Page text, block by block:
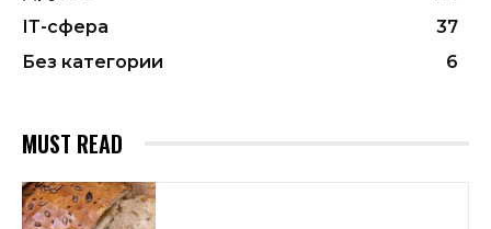
ІТ-сфера
37
Без категории
6
MUST READ